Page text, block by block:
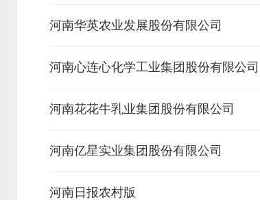
河南华英农业发展股份有限公司
河南心连心化学工业集团股份有限公司
河南花花牛乳业集团股份有限公司
河南亿星实业集团股份有限公司
河南日报农村版